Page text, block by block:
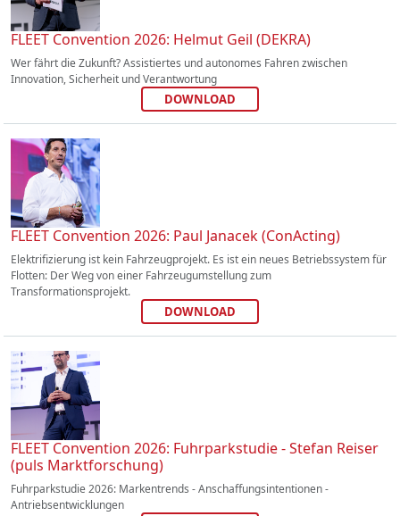
FLEET Convention 2026: Helmut Geil (DEKRA)
Wer fährt die Zukunft? Assistiertes und autonomes Fahren zwischen
Innovation, Sicherheit und Verantwortung
DOWNLOAD
FLEET Convention 2026: Paul Janacek (ConActing)
Elektrifizierung ist kein Fahrzeugprojekt. Es ist ein neues Betriebssystem für
Flotten: Der Weg von einer Fahrzeugumstellung zum
Transformationsprojekt.
DOWNLOAD
FLEET Convention 2026: Fuhrparkstudie - Stefan Reiser
(puls Marktforschung)
Fuhrparkstudie 2026: Markentrends - Anschaffungsintentionen -
Antriebsentwicklungen